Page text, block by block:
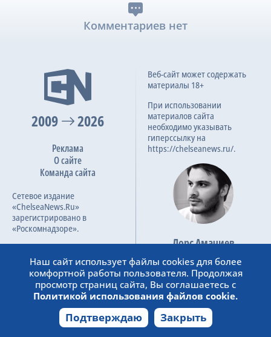
Комментариев нет
2009 2026
Реклама
О сайте
Команда сайта
Сетевое издание
«ChelseaNews.Ru»
зарегистрировано в
«Роскомнадзоре».
ФС 77 – 87138.
Веб-сайт может содержать
материалы 18+
При использовании
материалов сайта
необходимо указывать
гиперссылку на
https://chelseanews.ru/.
Лорс Амачиев
Основатель сайта
admin@chelseanews.ru
https://www.linkedin.com/
Наш сайт использует файлы cookies для более
комфортной работы пользователя. Продолжая
просмотр страниц сайта, Вы соглашаетесь с
Политикой использования файлов cookie.
Подтверждаю Закрыть